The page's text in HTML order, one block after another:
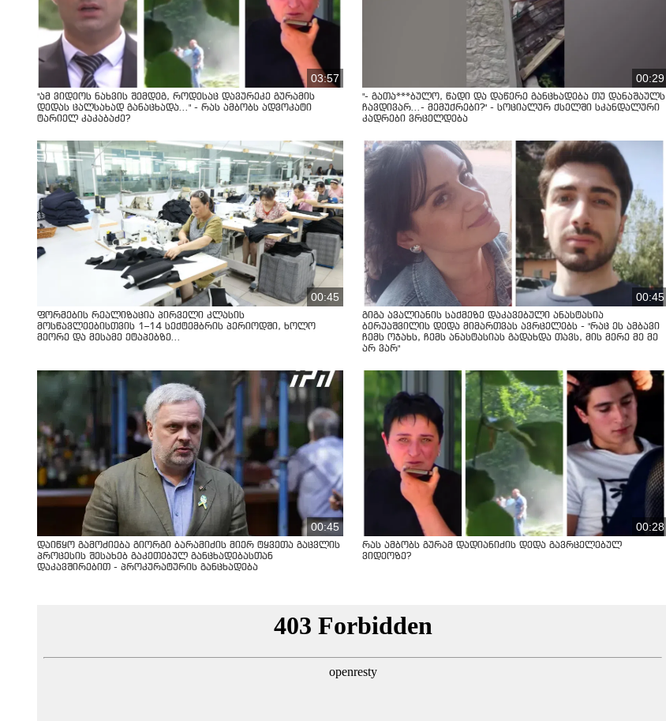
03:57
"ამ ვიდეოს ნახვის შემდეგ, როდესაც დავურეკე გურამის
დედას ცალსახად განაცხადა..." - რას ამბობს ადვოკატი
ტარიელ კაკაბაძე?
00:29
"- გათა***ბულო, წადი და დაწერე განცხადება თუ დანაშაულს
ჩავდივარ...- მემუქრები?" - სოციალურ ქსელში სკანდალური
კადრები ვრცელდება
00:45
ფორმების რეალიზაცია პირველი კლასის
მოსწავლეებისთვის 1–14 სექტემბრის პერიოდში, ხოლო
მეორე და მესამე ეტაპებზე...
00:45
გიგა ავალიანის საქმეზე დაკავებული ანასტასია
ბერუაშვილის დედა მიმართვას ავრცელებს - "რაც ეს ამბავი
ჩემს ოჯახს, ჩემს ანასტასიას გადახდა თავს, მის მერე მე მე
არ ვარ"
00:45
დაიწყო გამოძიება გიორგი ბარამიძის მიერ ტყვეთა გაცვლის
პროცესის შესახებ გაკეთებულ განცხადებასთან
დაკავშირებით - პროკურატურის განცხადება
00:28
რას ამბობს გურამ დადიანიძის დედა გავრცელებულ
ვიდეოზე?